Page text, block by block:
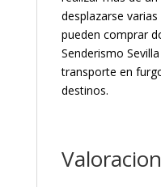
desplazarse
pueden comprar
Senderismo
transporte en
destinos.